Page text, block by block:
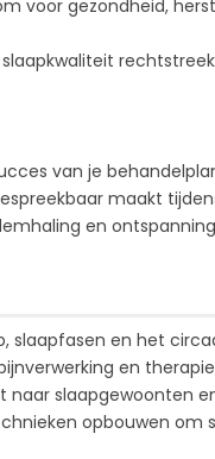
voor gezondheid,
van je
maakt
en
slaapfasen en het
en
slaapgewoonten
opbouwen om